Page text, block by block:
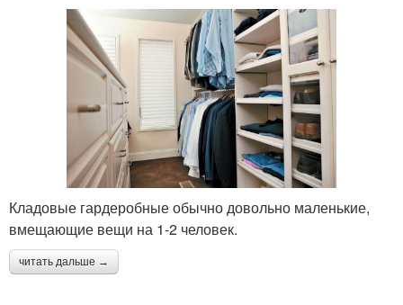
Кладовые гардеробные обычно довольно маленькие,
вмещающие вещи на 1-2 человек.
читать дальше →